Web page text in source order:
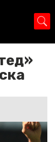
претендует